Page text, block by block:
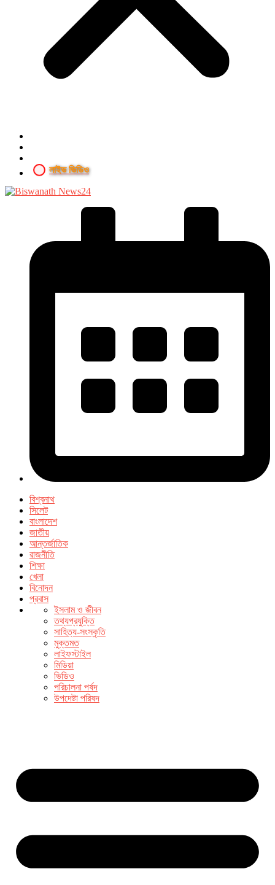
লাইভ ভিডিও
বিশ্বনাথ
সিলেট
বাংলাদেশ
জাতীয়
আন্তর্জাতিক
রাজনীতি
শিক্ষা
খেলা
বিনোদন
প্রবাস
ইসলাম ও জীবন
তথ্যপ্রযুক্তি
সাহিত্য-সংস্কৃতি
মুক্তমত
লাইফস্টাইল
মিডিয়া
ভিডিও
পরিচালনা পর্ষদ
উপদেষ্টা পরিষদ